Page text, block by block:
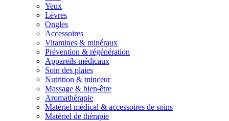
Yeux
Lèvres
Ongles
Accessoires
Vitamines & minéraux
Prévention & régénération
Appareils médicaux
Soin des plaies
Nutrition & minceur
Massage & bien-être
Aromathérapie
Matériel médical & accessoires de soins
Matériel de thérapie